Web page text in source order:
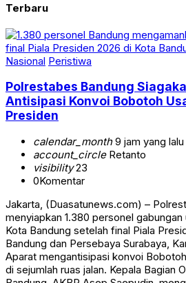
Terbaru
Nasional Peristiwa
Polrestabes Bandung
Antisipasi Konvoi Bobotoh
Presiden
calendar_month9 jam yang lalu
account_circleRetanto
visibility23
0Komentar
Jakarta, (Duasatunews.com) –
menyiapkan 1.380 personel
Kota Bandung setelah final Piala
Bandung dan Persebaya Surabaya,
Aparat mengantisipasi konvoi
di sejumlah ruas jalan. Kepala Bagian